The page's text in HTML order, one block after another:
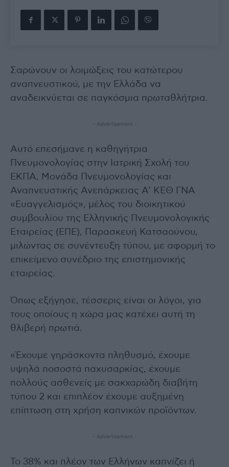
Σαρώνουν οι λοιμώξεις του κατώτερου
αναπνευστικού, με την Ελλάδα να
αναδεικνύεται σε παγκόσμια πρωταθλήτρια.
- Advertisement -
Αυτό επεσήμανε η καθηγήτρια
Πνευμονολογίας στην Ιατρική Σχολή του
ΕΚΠΑ, Μονάδα Πνευμονολογίας και
Αναπνευστικής Ανεπάρκειας Α’ ΚΕΘ ΓΝΑ
«Ευαγγελισμός», μέλος του διοικητικού
συμβουλίου της Ελληνικής Πνευμονολογικής
Εταιρείας (ΕΠΕ), Παρασκευή Κατσαούνου,
μιλώντας σε συνέντευξη τύπου, με αφορμή το
επικείμενο συνέδριο της επιστημονικής
εταιρείας.
Όπως εξήγησε, τέσσερις είναι οι λόγοι, για
τους οποίους η χώρα μας κατέχει αυτή τη
θλιβερή πρωτιά.
«Έχουμε γηράσκοντα πληθυσμό, έχουμε
υψηλά ποσοστά παχυσαρκίας, έχουμε
πολλούς ασθενείς με σακχαρώδη διαβήτη
τύπου 2 και επιπλέον έχουμε αυξημένη
επίπτωση στη χρήση καπνικών προϊόντων.
- Advertisement -
Το 38% και πλέον των Ελλήνων καπνίζει ή